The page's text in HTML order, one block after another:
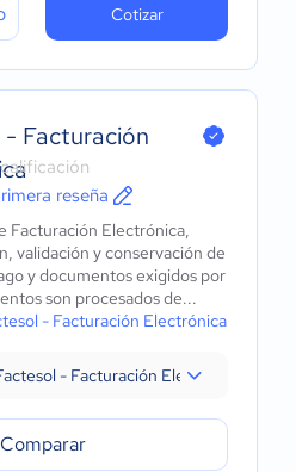
Cotizar
Facturación
reseña
Facturación Electrónica,
validación y conservación de
y documentos exigidos por
son procesados de...
- Facturación Electrónica
- Facturación Electrónica
Comparar